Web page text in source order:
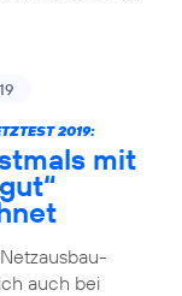
2019:
mit
auch bei